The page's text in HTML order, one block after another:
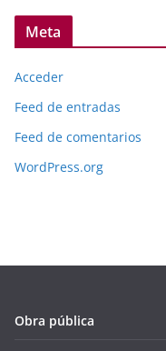
Meta
Acceder
Feed de entradas
Feed de comentarios
WordPress.org
Obra pública